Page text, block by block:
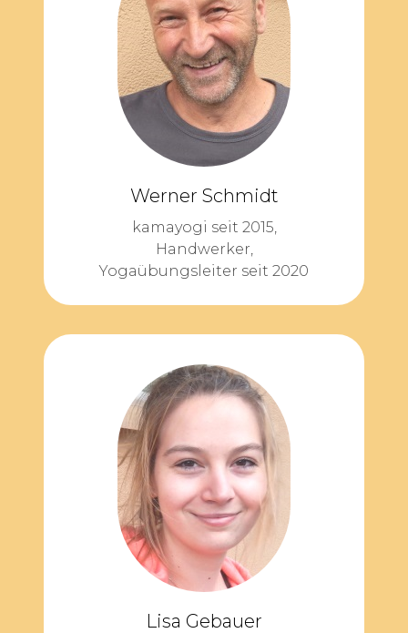
Werner Schmidt
kamayogi seit 2015,
Handwerker,
Yogaübungsleiter seit 2020
Lisa Gebauer